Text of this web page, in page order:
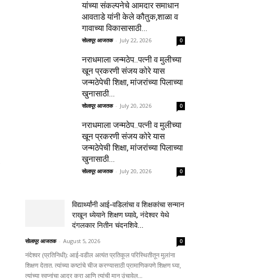
यांच्या संकल्पनेचे आमदार समाधान
आवताडे यांनी केले कौतुक,शाळा व
गावाच्या विकासासाठी...
सोलापूर आजतक - July 22, 2026 0
नराधमाला जन्मठेप..पत्नी व मुलीच्या
खून प्रकरणी संजय कोरे यास
जन्मठेपेची शिक्षा, मांजरांच्या पिलाच्या
खुनासाठी...
सोलापूर आजतक - July 20, 2026 0
नराधमाला जन्मठेप..पत्नी व मुलीच्या
खून प्रकरणी संजय कोरे यास
जन्मठेपेची शिक्षा, मांजरांच्या पिलाच्या
खुनासाठी...
सोलापूर आजतक - July 20, 2026 0
विद्यार्थ्यांनी आई-वडिलांचा व शिक्षकांचा सन्मान
राखून ध्येयाने शिक्षण घ्यावे, नंदेश्वर येथे
दंगलकार नितीन चंदनशिवे...
सोलापूर आजतक - August 5, 2026 0
नंदेश्वर (प्रतिनिधी): आई-वडील अत्यंत प्रतिकूल परिस्थितीतून मुलांना
शिक्षण देतात. त्यांच्या कष्टांचे चीज करण्यासाठी प्रामाणिकपणे शिक्षण घ्या,
त्यांच्या स्वप्नांचा आदर करा आणि त्यांची मान उंचावेल...